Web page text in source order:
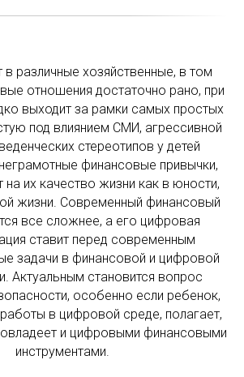
в различные хозяйственные, в том
отношения достаточно рано, при
выходит за рамки самых простых
под влиянием СМИ, агрессивной
стереотипов у детей
финансовые привычки,
их качество жизни как в юности,
жизни. Современный финансовый
все сложнее, а его цифровая
ставит перед современным
задачи в финансовой и цифровой
Актуальным становится вопрос
особенно если ребенок,
в цифровой среде, полагает,
и цифровыми финансовыми
инструментами.